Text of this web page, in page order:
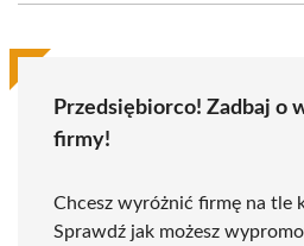
Przedsiębiorco! Zadbaj o
firmy!
Chcesz wyróżnić firmę na tle
Sprawdź jak możesz